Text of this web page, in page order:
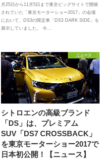
月25日から11月5日まで東京ビッグサイトで開催
されていた「東京モーターショー2017」の会場
において、DS3の限定車「DS3 DARK SIDE」を
展示していました。 今…
ニュース
シトロエンの高級ブランド
「DS」は、プレミアム
SUV「DS7 CROSSBACK」
を東京モーターショー2017で
日本初公開！【ニュース】